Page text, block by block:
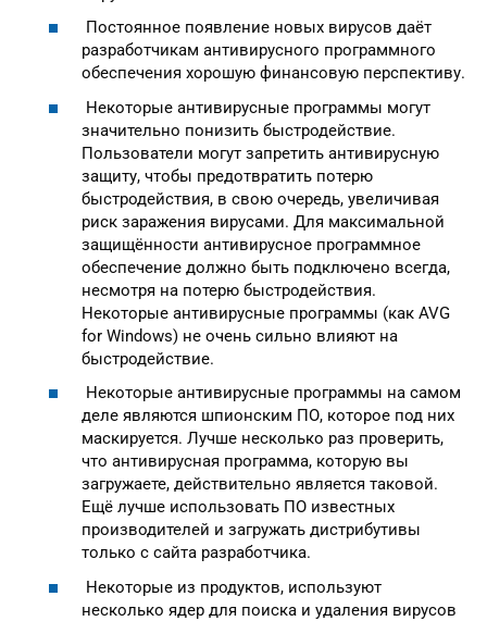
Постоянное появление новых вирусов даёт
разработчикам антивирусного программного
обеспечения хорошую финансовую перспективу.
Некоторые антивирусные программы могут
значительно понизить быстродействие.
Пользователи могут запретить антивирусную
защиту, чтобы предотвратить потерю
быстродействия, в свою очередь, увеличивая
риск заражения вирусами. Для максимальной
защищённости антивирусное программное
обеспечение должно быть подключено всегда,
несмотря на потерю быстродействия.
Некоторые антивирусные программы (как AVG
for Windows) не очень сильно влияют на
быстродействие.
Некоторые антивирусные программы на самом
деле являются шпионским ПО, которое под них
маскируется. Лучше несколько раз проверить,
что антивирусная программа, которую вы
загружаете, действительно является таковой.
Ещё лучше использовать ПО известных
производителей и загружать дистрибутивы
только с сайта разработчика.
Некоторые из продуктов, используют
несколько ядер для поиска и удаления вирусов